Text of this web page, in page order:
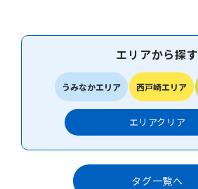
エリアから探す
うみなかエリア 西戸崎エリア
エリアクリア
タグ一覧へ